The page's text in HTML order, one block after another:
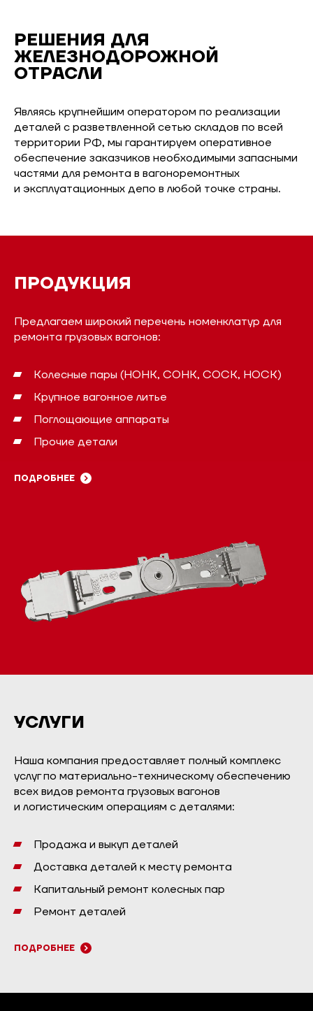
РЕШЕНИЯ ДЛЯ
ЖЕЛЕЗНОДОРОЖНОЙ
ОТРАСЛИ
Являясь крупнейшим оператором по реализации
деталей с разветвленной сетью складов по всей
территории РФ, мы гарантируем оперативное
обеспечение заказчиков необходимыми запасными
частями для ремонта в вагоноремонтных
и эксплуатационных депо в любой точке страны.
ПРОДУКЦИЯ
Предлагаем широкий перечень номенклатур для
ремонта грузовых вагонов:
Колесные пары (НОНК, СОНК, СОСК, НОСК)
Крупное вагонное литье
Поглощающие аппараты
Прочие детали
ПОДРОБНЕЕ
УСЛУГИ
Наша компания предоставляет полный комплекс
услуг по материально-техническому обеспечению
всех видов ремонта грузовых вагонов
и логистическим операциям с деталями:
Продажа и выкуп деталей
Доставка деталей к месту ремонта
Капитальный ремонт колесных пар
Ремонт деталей
ПОДРОБНЕЕ